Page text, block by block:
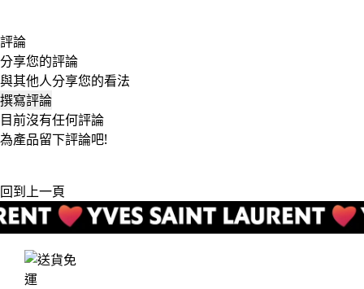
評論
分享您的評論
與其他人分享您的看法
撰寫評論
目前沒有任何評論
為產品留下評論吧!
回到上一頁